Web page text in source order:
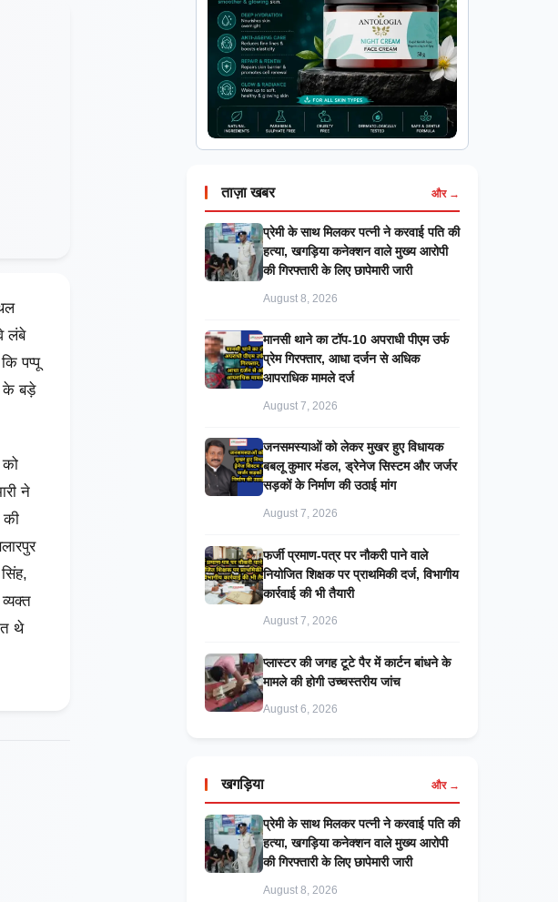
लंबे
पप्पू
के बड़े
को
ने
की
थे
ताज़ा खबर और →
प्रेमी के साथ मिलकर पत्नी ने करवाई पति की
हत्या, खगड़िया कनेक्शन वाले मुख्य आरोपी
की गिरफ्तारी के लिए छापेमारी जारी
August 8, 2026
मानसी थाने का टॉप-10 अपराधी पीएम उर्फ
प्रेम गिरफ्तार, आधा दर्जन से अधिक
आपराधिक मामले दर्ज
August 7, 2026
जनसमस्याओं को लेकर मुखर हुए विधायक
बबलू कुमार मंडल, ड्रेनेज सिस्टम और जर्जर
सड़कों के निर्माण की उठाई मांग
August 7, 2026
फर्जी प्रमाण-पत्र पर नौकरी पाने वाले
नियोजित शिक्षक पर प्राथमिकी दर्ज, विभागीय
कार्रवाई की भी तैयारी
August 7, 2026
प्लास्टर की जगह टूटे पैर में कार्टन बांधने के
मामले की होगी उच्चस्तरीय जांच
August 6, 2026
खगड़िया और →
प्रेमी के साथ मिलकर पत्नी ने करवाई पति की
हत्या, खगड़िया कनेक्शन वाले मुख्य आरोपी
की गिरफ्तारी के लिए छापेमारी जारी
August 8, 2026